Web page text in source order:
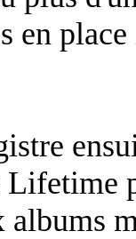
en
Lifetime